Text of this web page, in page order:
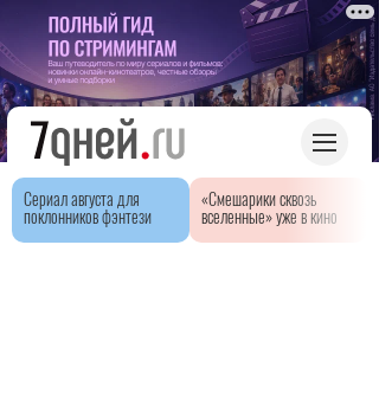
Сериал августа для
поклонников фэнтези
«Смешарики сквозь
вселенные» уже в кино